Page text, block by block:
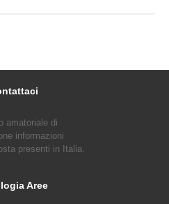
amatoriale di
informazioni
presenti in Italia.
Aree